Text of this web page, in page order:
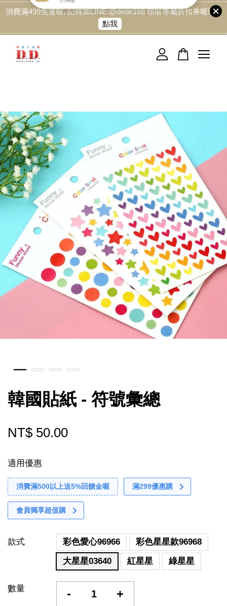
消費滿499免運喔, 記得加LINE:@dede168 領取專屬折扣券喔!
點我
韓國貼紙 - 符號彙總
NT$ 50.00
適用優惠
消費滿500以上送5%回饋金喔 滿299優惠購
會員獨享超值購
款式 彩色愛心96966
彩色星星款96968
大星星03640
紅星星 綠星星
數量 - +
您的購物車目前還是空的。